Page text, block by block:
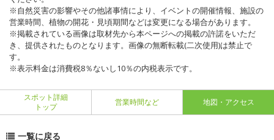
※自然災害の影響やその他諸事情により、イベントの開催情報、施設の
営業時間、植物の開花・見頃期間などは変更になる場合があります。
※掲載されている画像は取材先から本ページへの掲載の許諾をいただ
き、提供されたものとなります。画像の無断転載(二次使用)は禁止で
す。
※表示料金は消費税8％ないし10％の内税表示です。
スポット詳細
トップ
営業時間など 地図・アクセス
一覧に戻る